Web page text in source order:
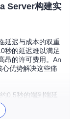
Server构建实
延迟与成本的双重
秒的延迟难以满足
昂的许可费用。An
优势解决这些痛
0.5秒的端到端延
、HLS、SRT等